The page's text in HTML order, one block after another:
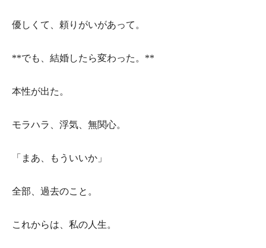
優しくて、頼りがいがあって。
**でも、結婚したら変わった。**
本性が出た。
モラハラ、浮気、無関心。
「まあ、もういいか」
全部、過去のこと。
これからは、私の人生。